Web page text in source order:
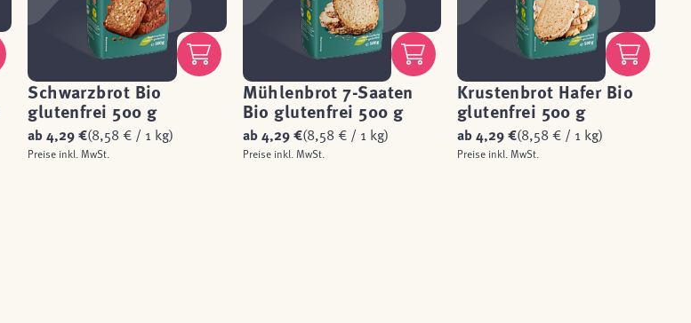
Schwarzbrot Bio
glutenfrei 500 g
ab4,29 €(8,58 € / 1 kg)
Preise inkl. MwSt.
Mühlenbrot 7-Saaten
Bio glutenfrei 500 g
ab4,29 €(8,58 € / 1 kg)
Preise inkl. MwSt.
Krustenbrot Hafer Bio
glutenfrei 500 g
ab4,29 €(8,58 € / 1 kg)
Preise inkl. MwSt.